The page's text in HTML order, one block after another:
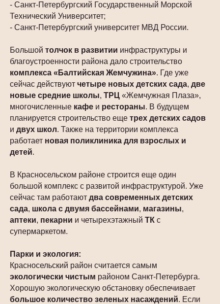
- Санкт-Петербургский Государственный Морской
Технический Университет;
- Санкт-Петербургский университет МВД России.
Большой толчок в развитии инфраструктуры и
благоустроенности района дало строительство
комплекса «Балтийская Жемчужина». Где уже
сейчас действуют четыре новых детских сада, две
новые средние школы, ТРЦ «Жемчужная Плаза»,
многочисленные кафе и рестораны. В будущем
планируется строительство еще трех детских садов
и двух школ. Также на территории комплекса
работает новая поликлиника для взрослых и
детей.
В Красносельском районе строится еще один
большой комплекс с развитой инфраструктурой. Уже
сейчас там работают два современных детских
сада, школа с двумя бассейнами, магазины,
аптеки, пекарни и четырехэтажный ТК с
супермаркетом.
Парки и экология:
Красносельский район считается самым
экологически чистым районом Санкт-Петербурга.
Хорошую экологическую обстановку обеспечивает
большое количество зеленых насаждений. Если